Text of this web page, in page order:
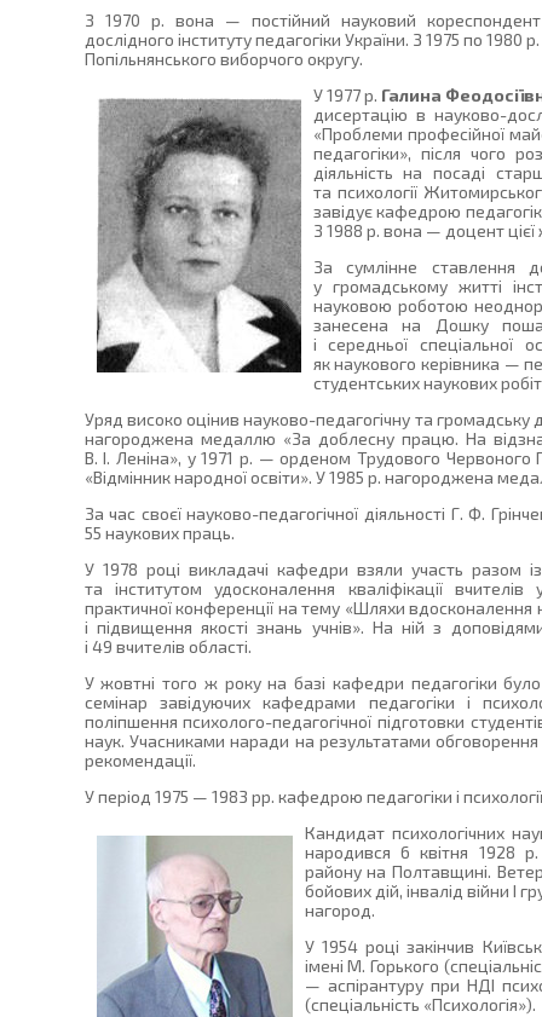
З 1970 р. вона — постійний науковий кореспондент
дослідного інституту педагогіки України. З 1975 по
Попільнянського виборчого округу.
У 1977 р. Галина
дисертацію в науково-
«Проблеми професійної
педагогіки», після чого
діяльність на посаді
та психології
завідує кафедрою
З 1988 р. вона — доцент
За сумлінне ставлення
у громадському житті
науковою роботою
занесена на Дошку
і середньої спеціальної
як наукового керівника —
студентських наукових
Уряд високо оцінив науково-педагогічну та громадську
нагороджена медаллю «За доблесну працю. На
В. І. Леніна», у 1971 р. — орденом Трудового
«Відмінник народної освіти». У 1985 р. нагороджена
За час своєї науково-педагогічної діяльності Г. Ф.
55 наукових праць.
У 1978 році викладачі кафедри взяли участь разом
та інститутом удосконалення кваліфікації
практичної конференції на тему «Шляхи
і підвищення якості знань учнів». На ній з
і 49 вчителів області.
У жовтні того ж року на базі кафедри педагогіки
семінар завідуючих кафедрами педагогіки і
поліпшення психолого-педагогічної підготовки
наук. Учасниками наради на результатами обговорення
рекомендації.
У період 1975 — 1983 рр. кафедрою педагогіки і
Кандидат психологічних
народився 6 квітня 1928
району на Полтавщині.
бойових дій, інвалід війни І
нагород.
У 1954 році закінчив
імені М. Горького
— аспірантуру при НДІ
(спеціальність «Психологія»).